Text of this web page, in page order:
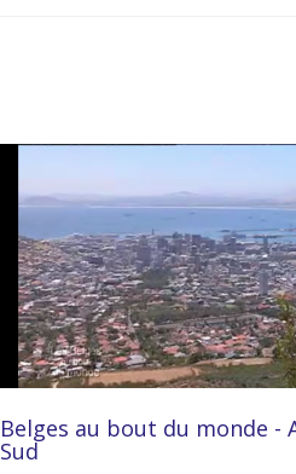
Belges au bout du monde -
Sud